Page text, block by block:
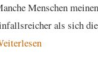
Menschen
als sich